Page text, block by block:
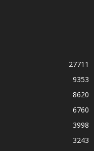
27711
9353
8620
6760
3998
3243